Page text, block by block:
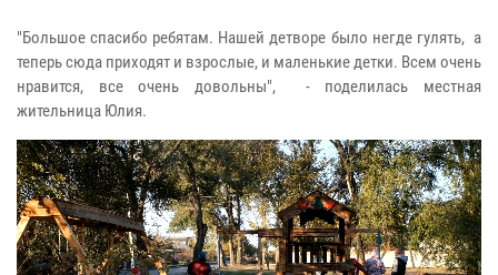
"Большое спасибо ребятам. Нашей детворе было негде гулять, а
теперь сюда приходят и взрослые, и маленькие детки. Всем очень
нравится, все очень довольны", - поделилась местная
жительница Юлия.